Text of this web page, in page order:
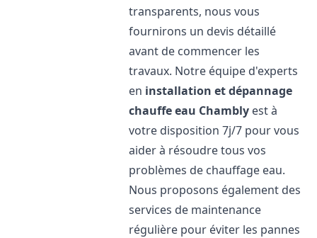
transparents, nous vous
fournirons un devis détaillé
avant de commencer les
travaux. Notre équipe d'experts
en installation et dépannage
chauffe eau Chambly est à
votre disposition 7j/7 pour vous
aider à résoudre tous vos
problèmes de chauffage eau.
Nous proposons également des
services de maintenance
régulière pour éviter les pannes